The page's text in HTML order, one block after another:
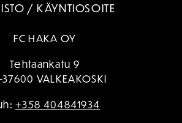
/ KÄYNTIOSOITE
FC HAKA OY
Tehtaankatu 9
37600 VALKEAKOSKI
+358 404841934